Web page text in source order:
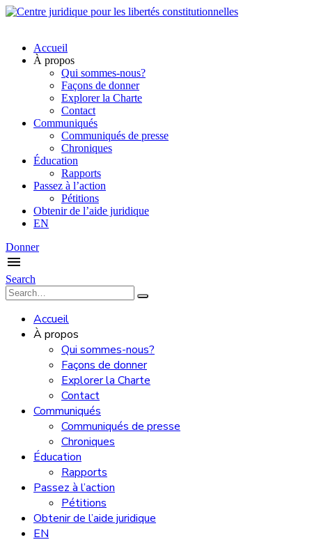
Accueil
À propos
Qui sommes-nous?
Façons de donner
Explorer la Charte
Contact
Communiqués
Communiqués de presse
Chroniques
Éducation
Rapports
Passez à l’action
Pétitions
Obtenir de l’aide juridique
EN
Donner
Search
Accueil
À propos
Qui sommes-nous?
Façons de donner
Explorer la Charte
Contact
Communiqués
Communiqués de presse
Chroniques
Éducation
Rapports
Passez à l’action
Pétitions
Obtenir de l’aide juridique
EN